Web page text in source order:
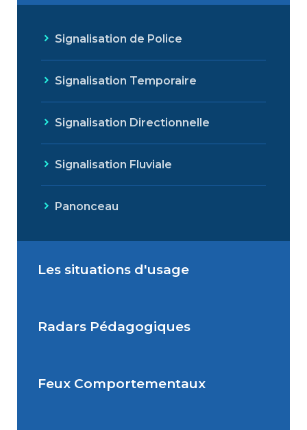
Signalisation de Police
Signalisation Temporaire
Signalisation Directionnelle
Signalisation Fluviale
Panonceau
Les situations d'usage
Situations de signalisation
Situations de signalisation
Radars Pédagogiques
Radar Pédagogique
Feux Comportementaux